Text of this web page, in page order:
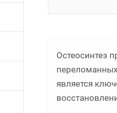
Остеосинтез
является